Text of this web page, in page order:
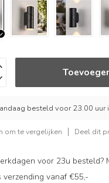
besteld voor 23.00 uur
om te vergelijken Deel dit
voor 23u besteld?
verzending vanaf €55,-